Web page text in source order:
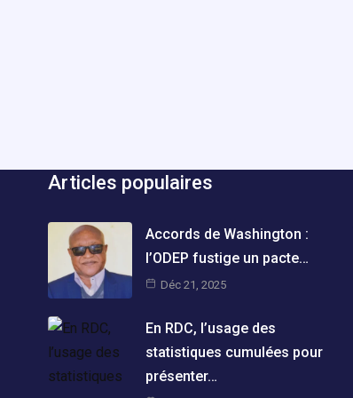
Articles populaires
Accords de Washington :
l’ODEP fustige un pacte…
Déc 21, 2025
En RDC, l’usage des
statistiques cumulées pour
présenter…